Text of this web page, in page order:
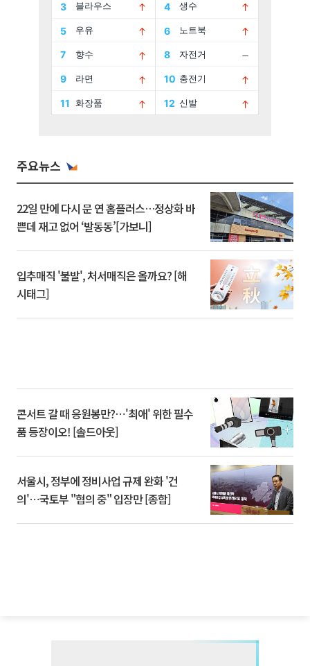
주요뉴스
22일 만에 다시 문 연 홈플러스…정상화 바
쁜데 재고 없어 ‘발동동’[가보니]
입추매직 '불발', 처서매직은 올까요? [해
시태그]
콘서트 갈 때 응원봉만?⋯'최애' 위한 필수
품 등장이오! [솔드아웃]
서울시, 정부에 정비사업 규제 완화 '건
의'⋯국토부 "협의 중" 입장만 [종합]